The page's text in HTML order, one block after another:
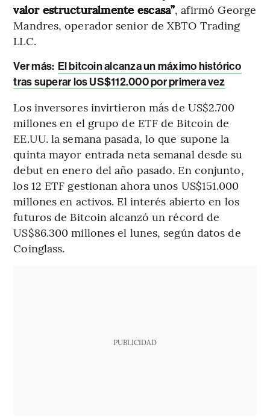
valor estructuralmente escasa”, afirmó George
Mandres, operador senior de XBTO Trading
LLC.
Ver más: El bitcoin alcanza un máximo histórico
tras superar los US$112.000 por primera vez
Los inversores invirtieron más de US$2.700
millones en el grupo de ETF de Bitcoin de
EE.UU. la semana pasada, lo que supone la
quinta mayor entrada neta semanal desde su
debut en enero del año pasado. En conjunto,
los 12 ETF gestionan ahora unos US$151.000
millones en activos. El interés abierto en los
futuros de Bitcoin alcanzó un récord de
US$86.300 millones el lunes, según datos de
Coinglass.
PUBLICIDAD